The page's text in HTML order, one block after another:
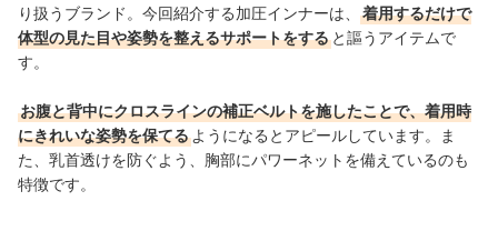
り扱うブランド。今回紹介する加圧インナーは、
着用するだけで
体型の見た目や姿勢を整えるサポートをする と謳うアイテムで
す。
お腹と背中にクロスラインの補正ベルトを施したことで、着用時
にきれいな姿勢を保てる ようになるとアピールしています。ま
た、乳首透けを防ぐよう、胸部にパワーネットを備えているのも
特徴です。